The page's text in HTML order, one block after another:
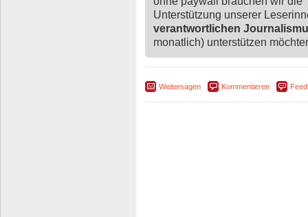
Unterstützung unserer
verantwortlichen
monatlich) unterstützen
Weitersagen Kommentieren